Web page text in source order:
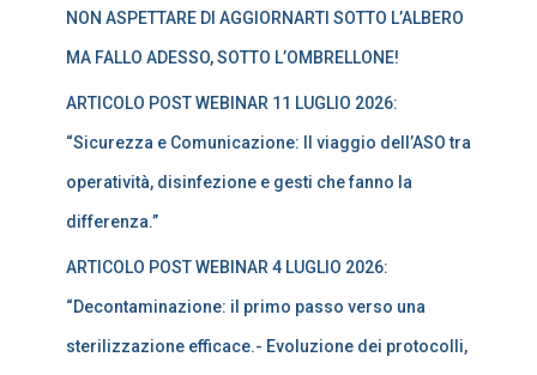
NON ASPETTARE DI AGGIORNARTI SOTTO L’ALBERO
MA FALLO ADESSO, SOTTO L’OMBRELLONE!
ARTICOLO POST WEBINAR 11 LUGLIO 2026:
“Sicurezza e Comunicazione: Il viaggio dell’ASO tra
operatività, disinfezione e gesti che fanno la
differenza.”
ARTICOLO POST WEBINAR 4 LUGLIO 2026:
“Decontaminazione: il primo passo verso una
sterilizzazione efficace.- Evoluzione dei protocolli,